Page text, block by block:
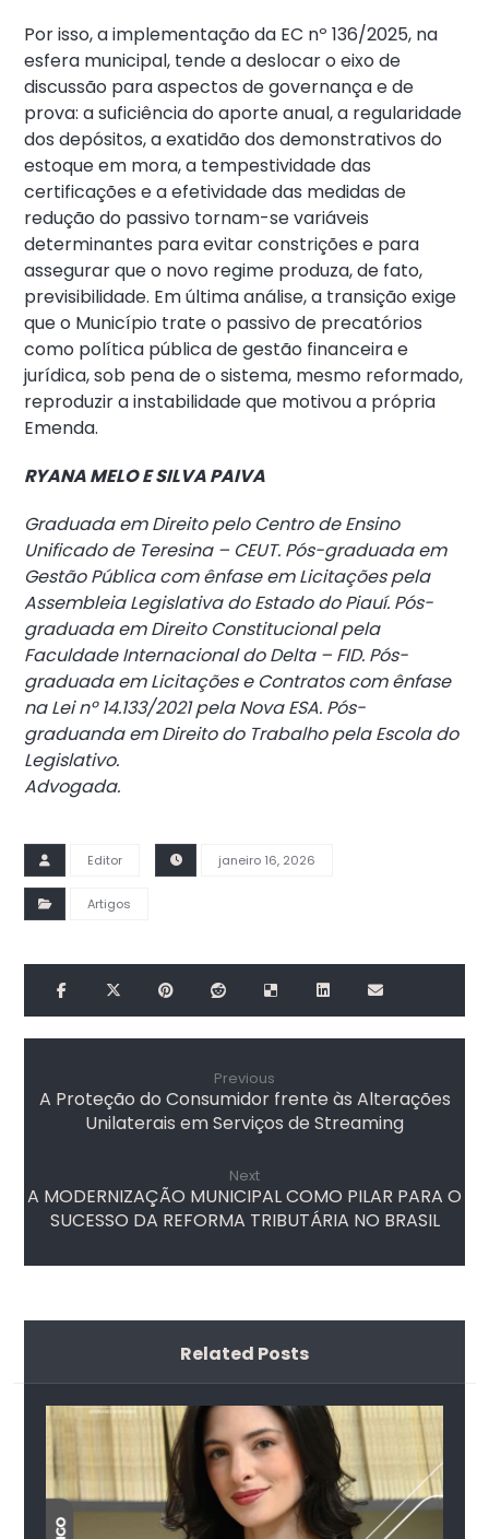
Por isso, a implementação da EC nº 136/2025, na
esfera municipal, tende a deslocar o eixo de
discussão para aspectos de governança e de
prova: a suficiência do aporte anual, a regularidade
dos depósitos, a exatidão dos demonstrativos do
estoque em mora, a tempestividade das
certificações e a efetividade das medidas de
redução do passivo tornam-se variáveis
determinantes para evitar constrições e para
assegurar que o novo regime produza, de fato,
previsibilidade. Em última análise, a transição exige
que o Município trate o passivo de precatórios
como política pública de gestão financeira e
jurídica, sob pena de o sistema, mesmo reformado,
reproduzir a instabilidade que motivou a própria
Emenda.
RYANA MELO E SILVA PAIVA
Graduada em Direito pelo Centro de Ensino
Unificado de Teresina – CEUT. Pós-graduada em
Gestão Pública com ênfase em Licitações pela
Assembleia Legislativa do Estado do Piauí. Pós-
graduada em Direito Constitucional pela
Faculdade Internacional do Delta – FID. Pós-
graduada em Licitações e Contratos com ênfase
na Lei nº 14.133/2021 pela Nova ESA. Pós-
graduanda em Direito do Trabalho pela Escola do
Legislativo.
Advogada.
Editor janeiro 16, 2026
Artigos
Previous
A Proteção do Consumidor frente às Alterações
Unilaterais em Serviços de Streaming
Next
A MODERNIZAÇÃO MUNICIPAL COMO PILAR PARA O
SUCESSO DA REFORMA TRIBUTÁRIA NO BRASIL
Related Posts